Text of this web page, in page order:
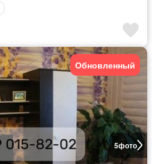
5фото
Обновленный